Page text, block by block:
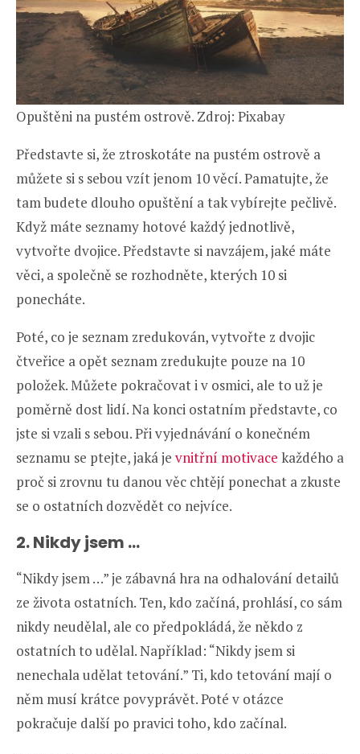
Opuštěni na pustém ostrově. Zdroj: Pixabay
Představte si, že ztroskotáte na pustém ostrově a
můžete si s sebou vzít jenom 10 věcí. Pamatujte, že
tam budete dlouho opuštění a tak vybírejte pečlivě.
Když máte seznamy hotové každý jednotlivě,
vytvořte dvojice. Představte si navzájem, jaké máte
věci, a společně se rozhodněte, kterých 10 si
ponecháte.
Poté, co je seznam zredukován, vytvořte z dvojic
čtveřice a opět seznam zredukujte pouze na 10
položek. Můžete pokračovat i v osmici, ale to už je
poměrně dost lidí. Na konci ostatním představte, co
jste si vzali s sebou. Při vyjednávání o konečném
seznamu se ptejte, jaká je vnitřní motivace každého a
proč si zrovnu tu danou věc chtějí ponechat a zkuste
se o ostatních dozvědět co nejvíce.
2.Nikdy jsem …
“Nikdy jsem …” je zábavná hra na odhalování detailů
ze života ostatních. Ten, kdo začíná, prohlásí, co sám
nikdy neudělal, ale co předpokládá, že někdo z
ostatních to udělal. Například: “Nikdy jsem si
nenechala udělat tetování.” Ti, kdo tetování mají o
něm musí krátce povyprávět. Poté v otázce
pokračuje další po pravici toho, kdo začínal.